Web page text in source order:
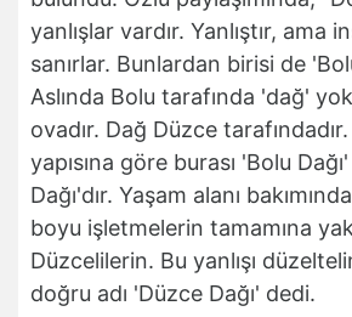
yanlışlar vardır. Yanlıştır, ama
sanırlar. Bunlardan birisi de
Aslında Bolu tarafında 'dağ'
ovadır. Dağ Düzce
yapısına göre burası 'Bolu
Dağı'dır. Yaşam alanı
boyu işletmelerin tamamına
Düzcelilerin. Bu yanlışı
doğru adı 'Düzce Dağı' dedi.